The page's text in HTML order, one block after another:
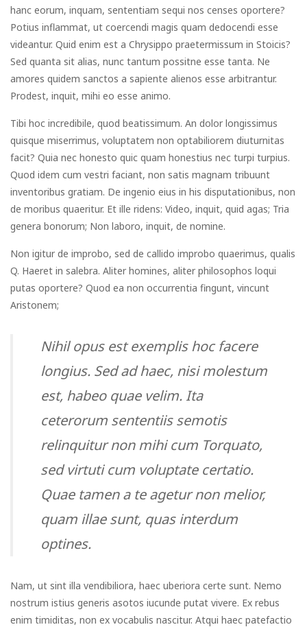
hanc eorum, inquam, sententiam sequi nos censes oportere?
Potius inflammat, ut coercendi magis quam dedocendi esse
videantur. Quid enim est a Chrysippo praetermissum in Stoicis?
Sed quanta sit alias, nunc tantum possitne esse tanta. Ne
amores quidem sanctos a sapiente alienos esse arbitrantur.
Prodest, inquit, mihi eo esse animo.
Tibi hoc incredibile, quod beatissimum. An dolor longissimus
quisque miserrimus, voluptatem non optabiliorem diuturnitas
facit? Quia nec honesto quic quam honestius nec turpi turpius.
Quod idem cum vestri faciant, non satis magnam tribuunt
inventoribus gratiam. De ingenio eius in his disputationibus, non
de moribus quaeritur. Et ille ridens: Video, inquit, quid agas; Tria
genera bonorum; Non laboro, inquit, de nomine.
Non igitur de improbo, sed de callido improbo quaerimus, qualis
Q. Haeret in salebra. Aliter homines, aliter philosophos loqui
putas oportere? Quod ea non occurrentia fingunt, vincunt
Aristonem;
Nihil opus est exemplis hoc facere
longius. Sed ad haec, nisi molestum
est, habeo quae velim. Ita
ceterorum sententiis semotis
relinquitur non mihi cum Torquato,
sed virtuti cum voluptate certatio.
Quae tamen a te agetur non melior,
quam illae sunt, quas interdum
optines.
Nam, ut sint illa vendibiliora, haec uberiora certe sunt. Nemo
nostrum istius generis asotos iucunde putat vivere. Ex rebus
enim timiditas, non ex vocabulis nascitur. Atqui haec patefactio